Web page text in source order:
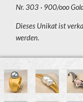
Nr. 303
900/ooo
Dieses Unikat ist
werden.